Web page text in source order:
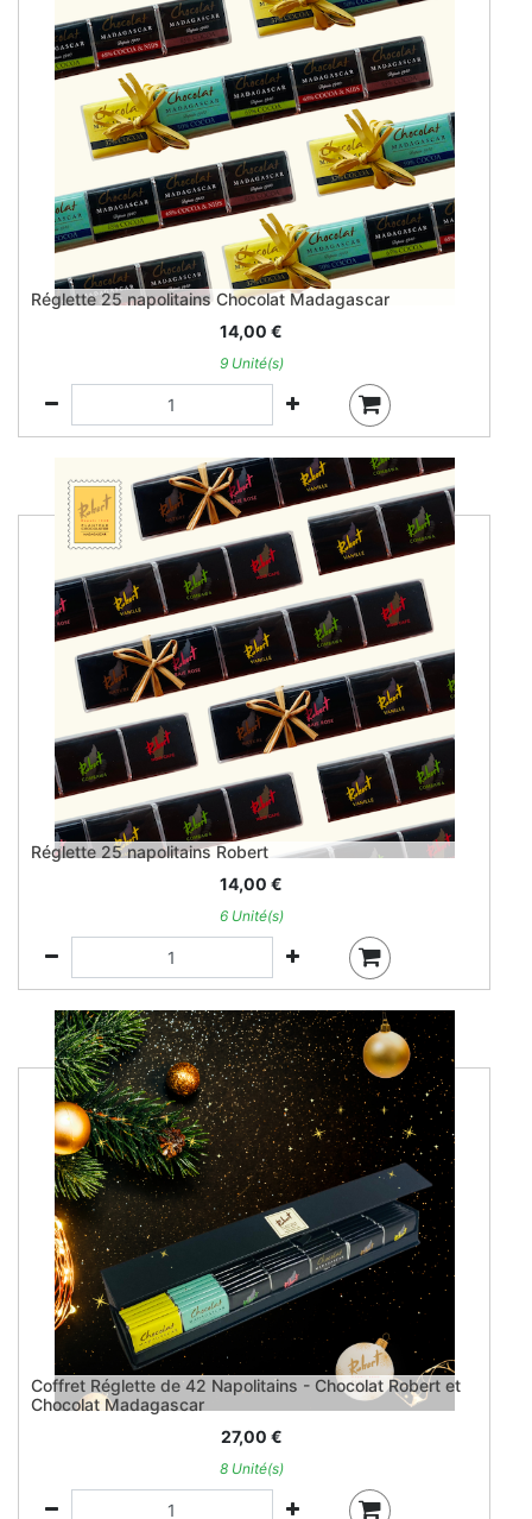
Réglette 25 napolitains Chocolat Madagascar
14,00 €
9 Unité(s)
Réglette 25 napolitains Robert
14,00 €
6 Unité(s)
Coffret Réglette de 42 Napolitains - Chocolat Robert et
Chocolat Madagascar
27,00 €
8 Unité(s)